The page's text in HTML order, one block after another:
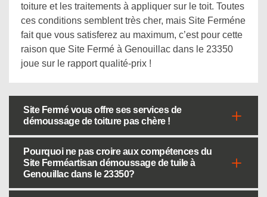
toiture et les traitements à appliquer sur le toit. Toutes
ces conditions semblent très cher, mais Site Ferméne
fait que vous satisferez au maximum, c’est pour cette
raison que Site Fermé à Genouillac dans le 23350
joue sur le rapport qualité-prix !
Site Fermé vous offre ses services de
démoussage de toiture pas chère !
Pourquoi ne pas croire aux compétences du
Site Ferméartisan démoussage de tuile à
Genouillac dans le 23350?